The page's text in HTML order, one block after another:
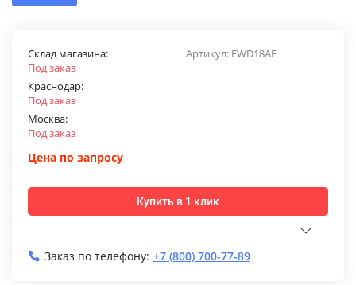
Артикул: FWD18AF
Склад магазина:
Под заказ
Краснодар:
Под заказ
Москва:
Под заказ
Цена по запросу
Купить в 1 клик
Заказ по телефону: +7 (800) 700-77-89